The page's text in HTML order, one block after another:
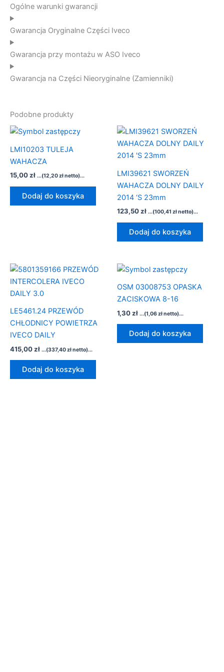
Ogólne warunki gwarancji
Gwarancja Oryginalne Części Iveco
Gwarancja przy montażu w ASO Iveco
Gwarancja na Części Nieoryginalne (Zamienniki)
Podobne produkty
LMI10203 TULEJA
WAHACZA
15,00zł ...(12,20złnetto)...
Dodaj do koszyka
LMI39621 SWORZEŃ
WAHACZA DOLNY DAILY
2014 ‘S 23mm
123,50zł ...(100,41 złnetto)...
Dodaj do koszyka
LE5461.24 PRZEWÓD
CHŁODNICY POWIETRZA
IVECO DAILY
415,00zł ...(337,40złnetto)...
Dodaj do koszyka
OSM 03008753 OPASKA
ZACISKOWA 8-16
1,30zł ...(1,06złnetto)...
Dodaj do koszyka